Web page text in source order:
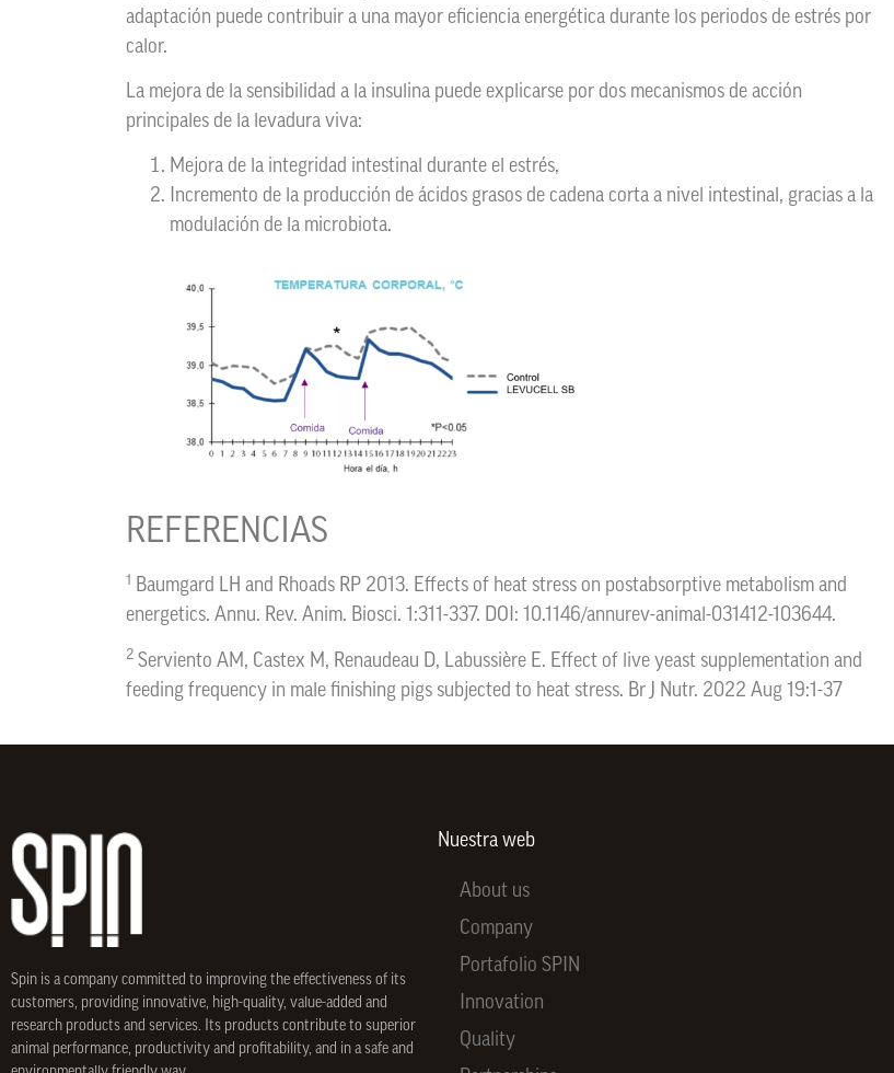
adaptación puede contribuir a una mayor eficiencia energética durante los periodos de estrés por
calor.
La mejora de la sensibilidad a la insulina puede explicarse por dos mecanismos de acción
principales de la levadura viva:
Mejora de la integridad intestinal durante el estrés,
Incremento de la producción de ácidos grasos de cadena corta a nivel intestinal, gracias a la
modulación de la microbiota.
REFERENCIAS
1 Baumgard LH and Rhoads RP 2013. Effects of heat stress on postabsorptive metabolism and
energetics. Annu. Rev. Anim. Biosci. 1:311-337. DOI: 10.1146/annurev-animal-031412-103644.
2 Serviento AM, Castex M, Renaudeau D, Labussière E. Effect of live yeast supplementation and
feeding frequency in male finishing pigs subjected to heat stress. Br J Nutr. 2022 Aug 19:1-37
Spin is a company committed to improving the effectiveness of its
customers, providing innovative, high-quality, value-added and
research products and services. Its products contribute to superior
animal performance, productivity and profitability, and in a safe and
Nuestra web
About us
Company
Portafolio SPIN
Innovation
Quality